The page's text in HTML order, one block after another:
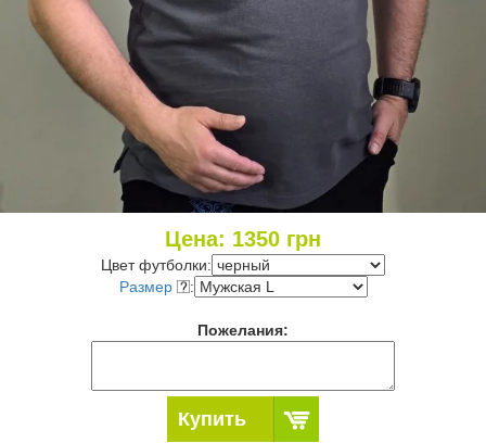
Цена: 1350 грн
Цвет футболки:
Размер
:
Пожелания:
Купить